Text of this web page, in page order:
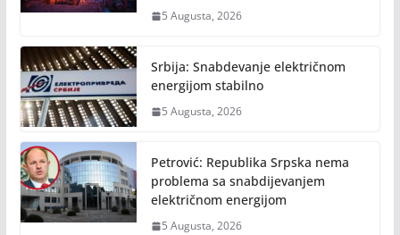
5 Augusta, 2026
Srbija: Snabdevanje električnom
energijom stabilno
5 Augusta, 2026
Petrović: Republika Srpska nema
problema sa snabdijevanjem
električnom energijom
5 Augusta, 2026